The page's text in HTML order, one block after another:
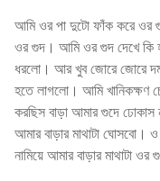
আমি ওর পা দুটো ফাঁক করে ওর
ওর গুদ। আমি ওর গুদ দেখে কি
ধরলো। আর খুব জোরে জোরে
হতে লাগলো। আমি খানিকক্ষণ
করছিস বাড়া আমার গুদে
আমার বাড়ার মাথাটা ঘোসবো।
নামিয়ে আমার বাড়ার মাথাটা ওর